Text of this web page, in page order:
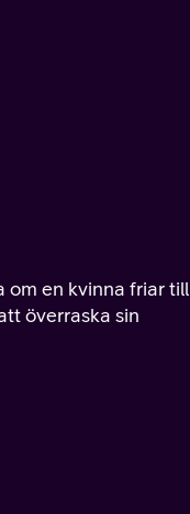
om en kvinna friar till
överraska sin